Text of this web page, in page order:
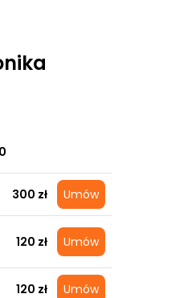
300 zł Umów
120 zł Umów
120 zł Umów